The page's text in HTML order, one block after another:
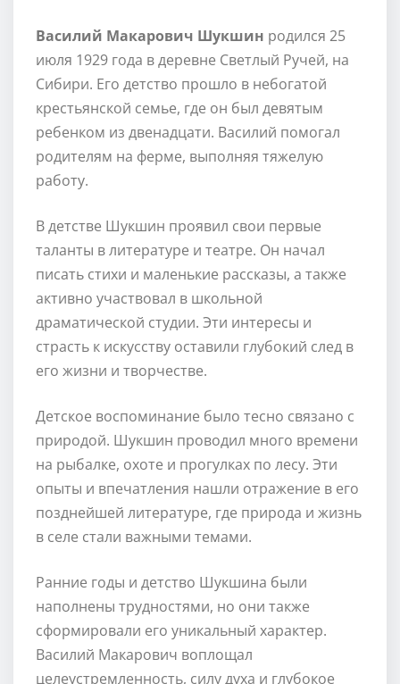
Василий Макарович Шукшин родился 25
июля 1929 года в деревне Светлый Ручей, на
Сибири. Его детство прошло в небогатой
крестьянской семье, где он был девятым
ребенком из двенадцати. Василий помогал
родителям на ферме, выполняя тяжелую
работу.
В детстве Шукшин проявил свои первые
таланты в литературе и театре. Он начал
писать стихи и маленькие рассказы, а также
активно участвовал в школьной
драматической студии. Эти интересы и
страсть к искусству оставили глубокий след в
его жизни и творчестве.
Детское воспоминание было тесно связано с
природой. Шукшин проводил много времени
на рыбалке, охоте и прогулках по лесу. Эти
опыты и впечатления нашли отражение в его
позднейшей литературе, где природа и жизнь
в селе стали важными темами.
Ранние годы и детство Шукшина были
наполнены трудностями, но они также
сформировали его уникальный характер.
Василий Макарович воплощал
целеустремленность, силу духа и глубокое